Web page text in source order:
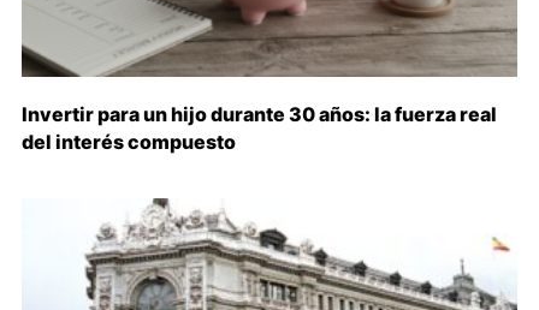
Invertir para un hijo durante 30 años: la fuerza real
del interés compuesto